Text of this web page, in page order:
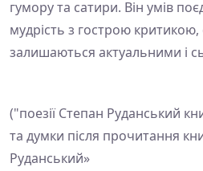
гумору та сатири. Він умів
мудрість з гострою
залишаються актуальними і
("поезії Степан Руданський
та думки після прочитання
Руданський»